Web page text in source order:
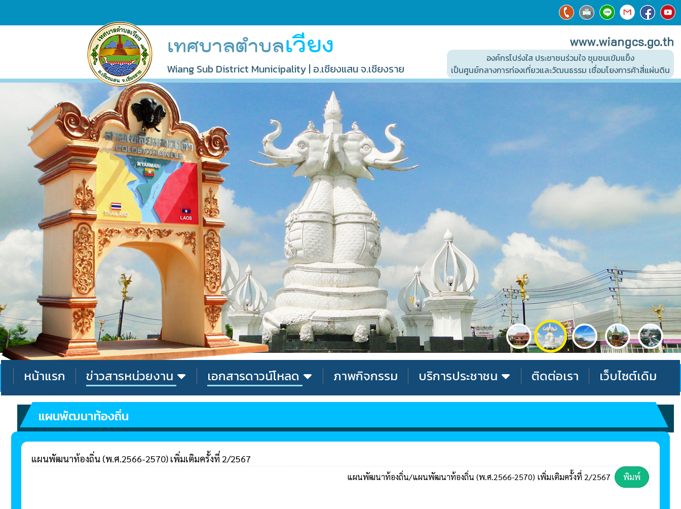
เทศบาลตำบลเวียง
Wiang Sub District Municipality | อ.เชียงแสน จ.เชียงราย
www.wiangcs.go.th
องค์กรโปร่งใส ประชาชนร่วมใจ ชุมชนเข้มแข็ง
เป็นศูนย์กลางการท่องเที่ยวและวัฒนธรรม เชื่อมโยงการค้าสี่แผ่นดิน
หน้าแรก ข่าวสารหน่วยงาน เอกสารดาวน์โหลด ภาพกิจกรรม บริการประชาชน ติดต่อเรา เว็บไซต์เดิม
แผนพัฒนาท้องถิ่น
แผนพัฒนาท้องถิ่น (พ.ศ.2566-2570) เพิ่มเติมครั้งที่ 2/2567
แผนพัฒนาท้องถิ่น/แผนพัฒนาท้องถิ่น (พ.ศ.2566-2570) เพิ่มเติมครั้งที่ 2/2567 พิมพ์